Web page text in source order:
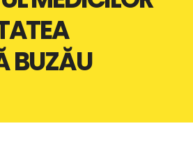
BUZĂU